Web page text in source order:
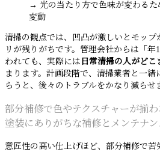
→ 光の当たり方で色味が変わるた
変動
清掃の観点では、凹凸が激しいとモップ
リが残りがちです。管理会社からは「
われても、実際には 日常清掃の人がどこ
まります。計画段階で、清掃業者と一緒
らうと、後々のトラブルをかなり減らせ
部分補修で色やテクスチャーが揃
塗装にありがちな補修とメンテナ
意匠性の高い仕上げほど、部分補修で苦